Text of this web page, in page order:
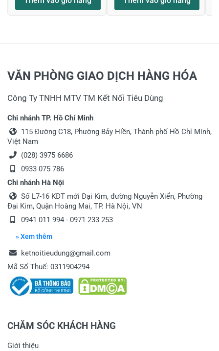
VĂN PHÒNG GIAO DỊCH HÀNG HÓA
Công Ty TNHH MTV TM Kết Nối Tiêu Dùng
Chi nhánh TP. Hồ Chí Minh
115 Đường C18, Phường Bảy Hiền, Thành phố Hồ Chí Minh,
Việt Nam
(028) 3975 6686
0933 075 786
Chi nhánh Hà Nội
Số L7-16 KĐT mới Đại Kim, đường Nguyễn Xiển, Phường
Đại Kim, Quận Hoàng Mai, TP. Hà Nội, VN
0941 011 994 - 0971 233 253
» Xem thêm
ketnoitieudung@gmail.com
Mã Số Thuế: 0311904294
CHĂM SÓC KHÁCH HÀNG
Giới thiệu